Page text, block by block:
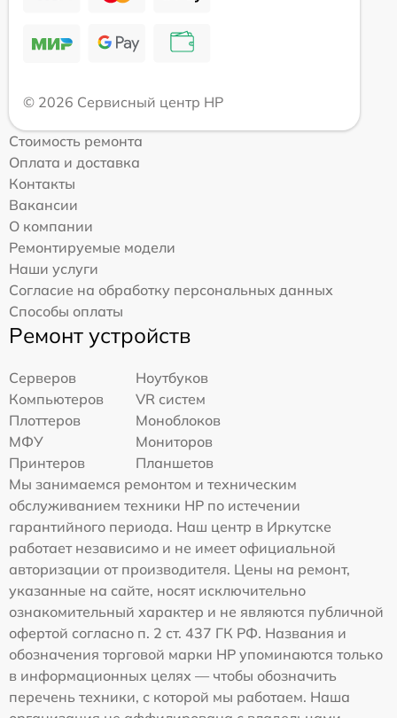
© 2026 Сервисный центр HP
Стоимость ремонта
Оплата и доставка
Контакты
Вакансии
О компании
Ремонтируемые модели
Наши услуги
Согласие на обработку персональных данных
Способы оплаты
Ремонт устройств
Серверов
Ноутбуков
Компьютеров
VR систем
Плоттеров
Моноблоков
МФУ
Мониторов
Принтеров
Планшетов
Мы занимаемся ремонтом и техническим
обслуживанием техники HP по истечении
гарантийного периода. Наш центр в Иркутске
работает независимо и не имеет официальной
авторизации от производителя. Цены на ремонт,
указанные на сайте, носят исключительно
ознакомительный характер и не являются публичной
офертой согласно п. 2 ст. 437 ГК РФ. Названия и
обозначения торговой марки HP упоминаются только
в информационных целях — чтобы обозначить
перечень техники, с которой мы работаем. Наша